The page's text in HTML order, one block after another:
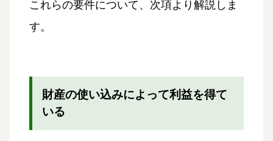
これらの要件について、次項より解説しま
す。
財産の使い込みによって利益を得て
いる